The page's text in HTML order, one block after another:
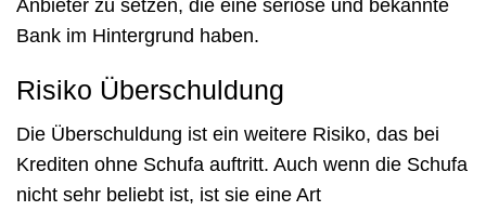
Anbieter zu setzen, die eine seriöse und bekannte
Bank im Hintergrund haben.
Risiko Überschuldung
Die Überschuldung ist ein weitere Risiko, das bei
Krediten ohne Schufa auftritt. Auch wenn die Schufa
nicht sehr beliebt ist, ist sie eine Art